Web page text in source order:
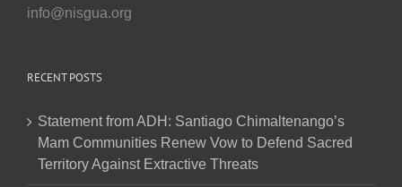
info@nisgua.org
RECENT POSTS
Statement from ADH: Santiago Chimaltenango’s
Mam Communities Renew Vow to Defend Sacred
Territory Against Extractive Threats